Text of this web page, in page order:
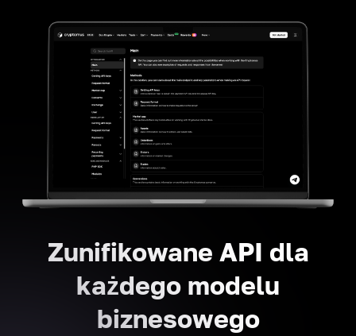
Zunifikowane API dla
każdego modelu
biznesowego